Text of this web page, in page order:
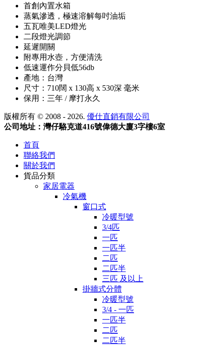
首創內置水箱
蒸氣滲透，極速溶解每吋油垢
五瓦唯美LED燈光
二段燈光調節
延遲開關
附專用水壺，方便清洗
低速運作分貝低56db
產地：台灣
尺寸：710闊 x 130高 x 530深 毫米
保用：三年 / 摩打永久
版權所有 © 2008 - 2026. 優仕直銷有限公司
公司地址：灣仔駱克道416號偉德大廈3字樓6室
首頁
聯絡我們
關於我們
貨品分類
家居電器
冷氣機
窗口式
冷暖型號
3/4匹
一匹
一匹半
二匹
二匹半
三匹 及以上
掛牆式分體
冷暖型號
3/4 - 一匹
一匹半
二匹
二匹半